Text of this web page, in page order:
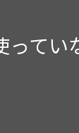
てい